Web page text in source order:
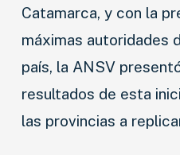
Catamarca, y con la
máximas autoridades
país, la ANSV
resultados de esta
las provincias a